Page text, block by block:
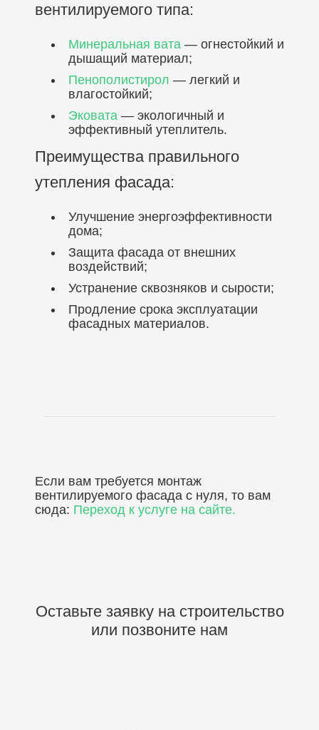
вентилируемого типа:
Минеральная вата— огнестойкий и
дышащий материал;
Пенополистирол — легкий и
влагостойкий;
Эковата— экологичный и
эффективный утеплитель.
Преимущества правильного
утепления фасада:
Улучшение энергоэффективности
дома;
Защита фасада от внешних
воздействий;
Устранение сквозняков и сырости;
Продление срока эксплуатации
фасадных материалов.
Если вам требуется монтаж
вентилируемого фасада с нуля, то вам
сюда: Переход к услуге на сайте.
Оставьте заявку на строительство
или позвоните нам